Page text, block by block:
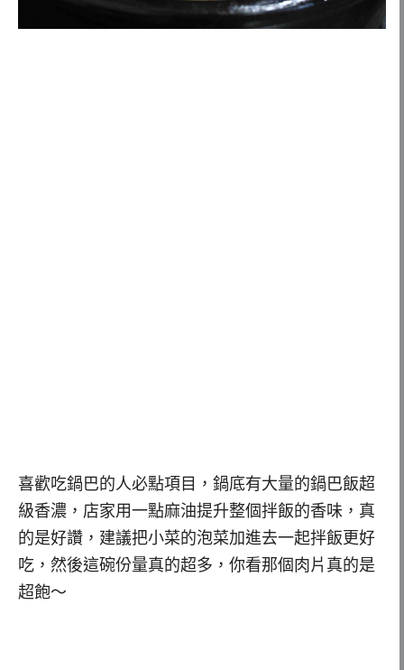
喜歡吃鍋巴的人必點項目，鍋底有大量的鍋巴飯超
級香濃，店家用一點麻油提升整個拌飯的香味，真
的是好讚，建議把小菜的泡菜加進去一起拌飯更好
吃，然後這碗份量真的超多，你看那個肉片真的是
超飽～